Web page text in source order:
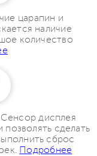
царапин и
наличие
количество
дисплея
сделать
сброс
Подробнее